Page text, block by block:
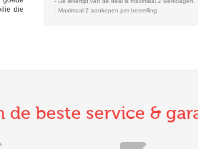
die
- Maximaal 2 aankopen per bestelling.
beste service &